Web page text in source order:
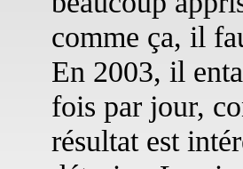
comme ça, il
En 2003, il
fois par jour,
résultat est